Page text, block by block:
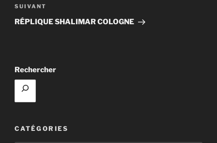
Article
suivant
SUIVANT
RÉPLIQUE SHALIMAR COLOGNE
Rechercher
CATÉGORIES